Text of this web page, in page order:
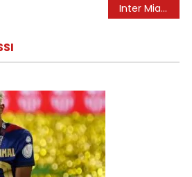
Inter Miami et son message avec Lionel Messi avant le duel historique contre l’université: « Le plus gagnant du Pérou »